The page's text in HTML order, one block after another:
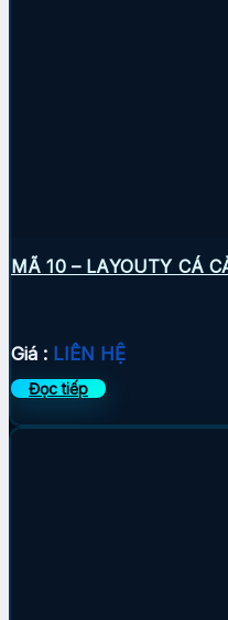
MÃ 10 – LAYOUTY CÁ
Giá : LIÊN HỆ
Đọc tiếp